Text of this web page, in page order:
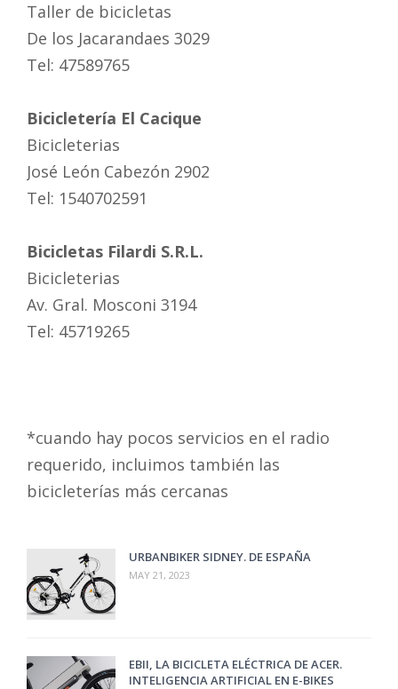
Taller de bicicletas
De los Jacarandaes 3029
Tel: 47589765
Bicicletería El Cacique
Bicicleterias
José León Cabezón 2902
Tel: 1540702591
Bicicletas Filardi S.R.L.
Bicicleterias
Av. Gral. Mosconi 3194
Tel: 45719265
*cuando hay pocos servicios en el radio
requerido, incluimos también las
bicicleterías más cercanas
URBANBIKER SIDNEY. DE ESPAÑA
MAY 21, 2023
EBII, LA BICICLETA ELÉCTRICA DE ACER.
INTELIGENCIA ARTIFICIAL EN E-BIKES